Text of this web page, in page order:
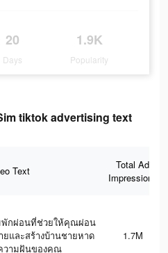
20
Days
1.9K
Popularity
tiktok advertising text
Text
Total Ad
Impressions
พักผ่อนที่ช่วยให้คุณผ่อน
ยและสร้างบ้านชายหาด
วามฝันของคุณ
1.7M